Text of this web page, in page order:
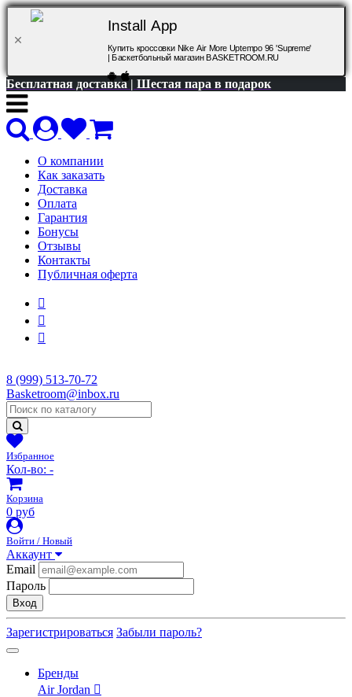
Install App
Купить кроссовки Nike Air More Uptempo 96 'Supreme'
| Баскетбольный магазин BASKETROOM.RU
Бесплатная доставка | Шестая пара в подарок
О компании
Как заказать
Доставка
Оплата
Гарантия
Бонусы
Отзывы
Контакты
Публичная оферта
8 (999) 513-70-72
Basketroom@inbox.ru
Избранное
Кол-во: -
Корзина
0 руб
Войти / Новый
Аккаунт
Email
Пароль
Вход
Зарегистрироваться Забыли пароль?
Бренды
Air Jordan